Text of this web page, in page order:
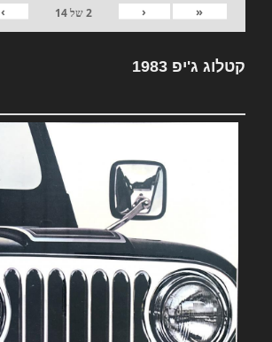
«
‹
2של14
›
קטלוג ג'יפ 1983